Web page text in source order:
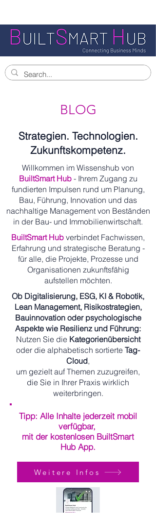
BLOG
Strategien. Technologien.
Zukunftskompetenz.
Willkommen im Wissenshub von
BuiltSmart Hub- Ihrem Zugang zu
fundierten Impulsen rund um Planung,
Bau, Führung, Innovation und das
nachhaltige Management von Beständen
in der Bau- und Immobilienwirtschaft.
BuiltSmart Hub verbindet Fachwissen,
Erfahrung und strategische Beratung -
für alle, die Projekte, Prozesse und
Organisationen zukunftsfähig
aufstellen möchten.
Ob Digitalisierung, ESG, KI & Robotik,
Lean Management, Risikostrategien,
Bauinnovation oder psychologische
Aspekte wie Resilienz und Führung:
Nutzen Sie die Kategorienübersicht
oder die alphabetisch sortierte Tag-
Cloud,
um gezielt auf Themen zuzugreifen,
die Sie in Ihrer Praxis wirklich
weiterbringen.
Tipp: Alle Inhalte jederzeit mobil
verfügbar,
mit der kostenlosen BuiltSmart
Hub App.
Weitere Infos